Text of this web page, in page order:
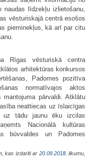
līdzekļu izlietošanu,
vēsturiskajā centrā esošos
pieminekļus, kā arī par citu
Rīgas vēsturiskā centra
arhitektūras konkursos
Padomes pozitīva
normatīvajos aktos
pārvaldi. Atklātu
neattiecas uz īslaicīgas
uz tādu jaunu ēku izcilas
Nacionālā kultūras
būvvaldes un Padomes
kas izdarīti ar 20.09.2018. likumu,